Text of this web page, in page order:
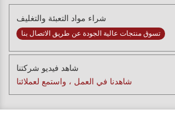
شراء مواد التعبئة والتغليف
تسوق منتجات عالية الجودة عن طريق الاتصال بنا
شاهد فيديو شركتنا
شاهدنا في العمل ، واستمع لعملائنا